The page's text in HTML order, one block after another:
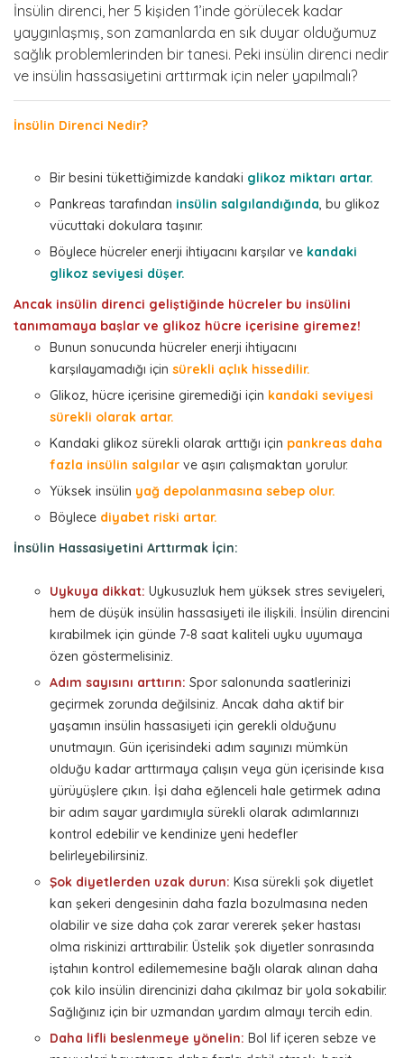
İnsülin direnci, her 5 kişiden 1’inde görülecek kadar
yaygınlaşmış, son zamanlarda en sık duyar olduğumuz
sağlık problemlerinden bir tanesi. Peki insülin direnci nedir
ve insülin hassasiyetini arttırmak için neler yapılmalı?
İnsülin Direnci Nedir?
Bir besini tükettiğimizde kandaki glikoz miktarı artar.
Pankreas tarafından insülin salgılandığında, bu glikoz
vücuttaki dokulara taşınır.
Böylece hücreler enerji ihtiyacını karşılar ve kandaki
glikoz seviyesi düşer.
Ancak insülin direnci geliştiğinde hücreler bu insülini
tanımamaya başlar ve glikoz hücre içerisine giremez!
Bunun sonucunda hücreler enerji ihtiyacını
karşılayamadığı için sürekli açlık hissedilir.
Glikoz, hücre içerisine giremediği için kandaki seviyesi
sürekli olarak artar.
Kandaki glikoz sürekli olarak arttığı için pankreas daha
fazla insülin salgılar ve aşırı çalışmaktan yorulur.
Yüksek insülin yağ depolanmasına sebep olur.
Böylece diyabet riski artar.
İnsülin Hassasiyetini Arttırmak İçin:
Uykuya dikkat: Uykusuzluk hem yüksek stres seviyeleri,
hem de düşük insülin hassasiyeti ile ilişkili. İnsülin direncini
kırabilmek için günde 7-8 saat kaliteli uyku uyumaya
özen göstermelisiniz.
Adım sayısını arttırın: Spor salonunda saatlerinizi
geçirmek zorunda değilsiniz. Ancak daha aktif bir
yaşamın insülin hassasiyeti için gerekli olduğunu
unutmayın. Gün içerisindeki adım sayınızı mümkün
olduğu kadar arttırmaya çalışın veya gün içerisinde kısa
yürüyüşlere çıkın. İşi daha eğlenceli hale getirmek adına
bir adım sayar yardımıyla sürekli olarak adımlarınızı
kontrol edebilir ve kendinize yeni hedefler
belirleyebilirsiniz.
Şok diyetlerden uzak durun: Kısa sürekli şok diyetlet
kan şekeri dengesinin daha fazla bozulmasına neden
olabilir ve size daha çok zarar vererek şeker hastası
olma riskinizi arttırabilir. Üstelik şok diyetler sonrasında
iştahın kontrol edilememesine bağlı olarak alınan daha
çok kilo insülin direncinizi daha çıkılmaz bir yola sokabilir.
Sağlığınız için bir uzmandan yardım almayı tercih edin.
Daha lifli beslenmeye yönelin: Bol lif içeren sebze ve